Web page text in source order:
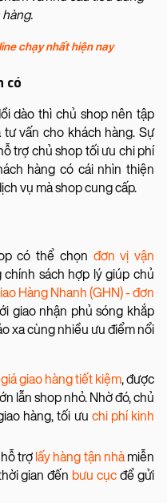
chạy nhất hiện nay
có
dào thì chủ shop nên tập
vấn cho khách hàng. Sự
trợ chủ shop tối ưu chi phí
hàng có cái nhìn thiện
vụ mà shop cung cấp.
có thể chọn đơn vị vận
sách hợp lý giúp chủ
Hàng Nhanh (GHN) - đơn
giao nhận phủ sóng khắp
xa cùng nhiều ưu điểm nổi
giao hàng tiết kiệm, được
lẫn shop nhỏ. Nhờ đó, chủ
hàng, tối ưu chi phí kinh
trợ lấy hàng tận nhàmiễn
gian đến bưu cục để gửi